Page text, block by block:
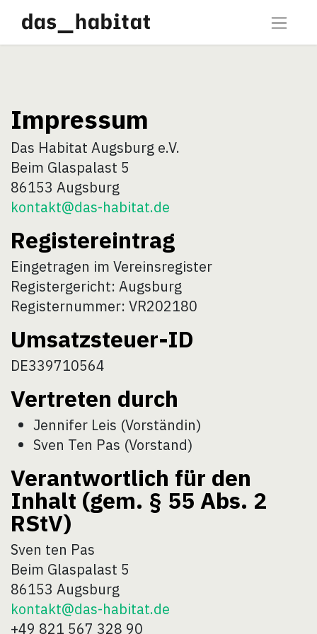
Impressum
Das Habitat Augsburg e.V.
Beim Glaspalast 5
86153 Augsburg
kontakt@das-habitat.de
Registereintrag
Eingetragen im Vereinsregister
Registergericht: Augsburg
Registernummer: VR202180
Umsatzsteuer-ID
DE339710564
Vertreten durch
Jennifer Leis (Vorständin)
Sven Ten Pas (Vorstand)
Verantwortlich für den
Inhalt (gem. § 55 Abs. 2
RStV)
Sven ten Pas
Beim Glaspalast 5
86153 Augsburg
kontakt@das-habitat.de
+49 821 567 328 90